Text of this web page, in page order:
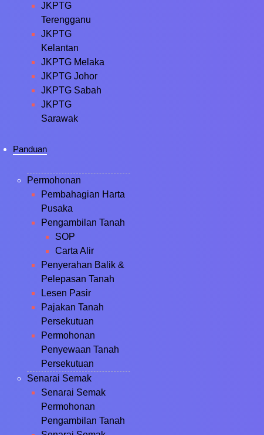
JKPTG
Terengganu
JKPTG
Kelantan
JKPTG Melaka
JKPTG Johor
JKPTG Sabah
JKPTG
Sarawak
Panduan
Permohonan
Pembahagian Harta
Pusaka
Pengambilan Tanah
SOP
Carta Alir
Penyerahan Balik &
Pelepasan Tanah
Lesen Pasir
Pajakan Tanah
Persekutuan
Permohonan
Penyewaan Tanah
Persekutuan
Senarai Semak
Senarai Semak
Permohonan
Pengambilan Tanah